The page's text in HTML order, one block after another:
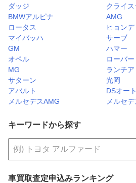
ダッジ
クライス
BMWアルピナ
AMG
ロータス
ヒョンデ
マイバッハ
サーブ
GM
ハマー
オペル
ローバー
MG
ランチア
サターン
光岡
アバルト
DSオー
メルセデスAMG
メルセ
キーワードから探す
車買取査定申込みランキング